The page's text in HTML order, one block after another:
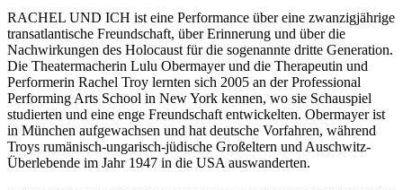
RACHEL UND ICH ist eine Performance über eine zwanzigjährige
transatlantische Freundschaft, über Erinnerung und über die
Nachwirkungen des Holocaust für die sogenannte dritte Generation.
Die Theatermacherin Lulu Obermayer und die Therapeutin und
Performerin Rachel Troy lernten sich 2005 an der Professional
Performing Arts School in New York kennen, wo sie Schauspiel
studierten und eine enge Freundschaft entwickelten. Obermayer ist
in München aufgewachsen und hat deutsche Vorfahren, während
Troys rumänisch-ungarisch-jüdische Großeltern und Auschwitz-
Überlebende im Jahr 1947 in die USA auswanderten.